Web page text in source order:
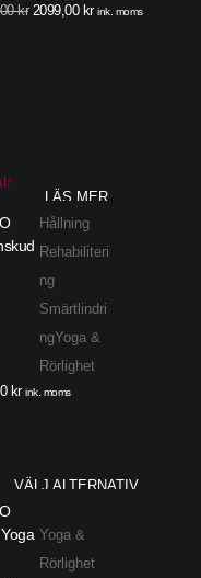
kr 2099,00 kr ink. moms
LÄS MER
Hållning
Rehabiliteri
ng
Smärtlindri
ngYoga &
Rörlighet
kr ink. moms
VÄLJ ALTERNATIV
Yoga &
Rörlighet